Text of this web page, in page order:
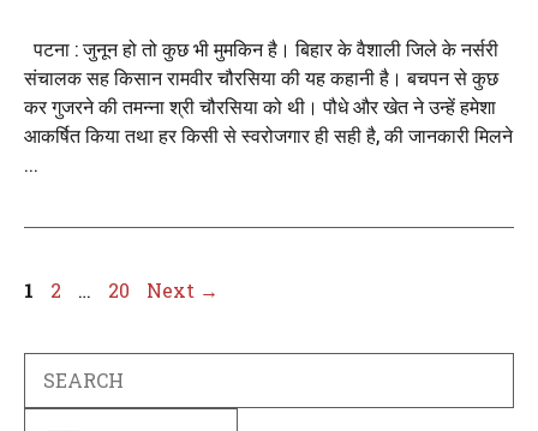
पटना : जुनून हो तो कुछ भी मुमकिन है। बिहार के वैशाली जिले के नर्सरी
संचालक सह किसान रामवीर चौरसिया की यह कहानी है। बचपन से कुछ
कर गुजरने की तमन्ना श्री चौरसिया को थी। पौधे और खेत ने उन्हें हमेशा
आकर्षित किया तथा हर किसी से स्वरोजगार ही सही है, की जानकारी मिलने
...
Page
1 Page
2 … Page
20 Next →